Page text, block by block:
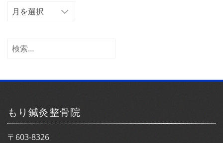
ア
イ
検
もり鍼灸整骨院
〒603-8326